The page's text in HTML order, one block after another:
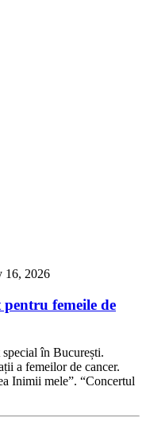
16, 2026
femeile de
în București.
a femeilor de cancer.
Inimii mele”. “Concertul